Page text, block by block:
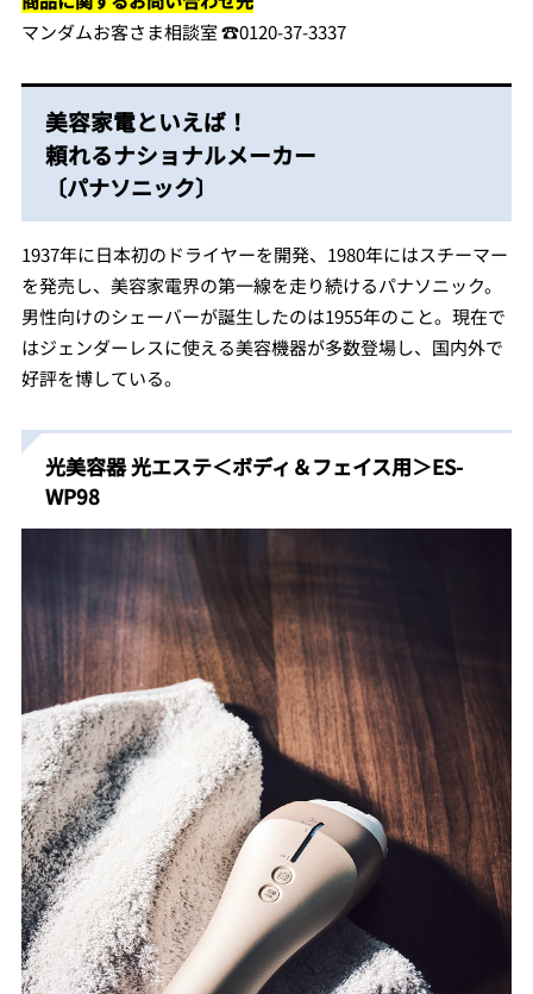
マンダムお客さま相談室 ☎︎0120-37-3337
美容家電といえば！
頼れるナショナルメーカー
〔パナソニック〕
1937年に日本初のドライヤーを開発、1980年にはスチーマー
を発売し、美容家電界の第一線を走り続けるパナソニック。
男性向けのシェーバーが誕生したのは1955年のこと。現在で
はジェンダーレスに使える美容機器が多数登場し、国内外で
好評を博している。
光美容器 光エステ＜ボディ＆フェイス用＞ES-
WP98